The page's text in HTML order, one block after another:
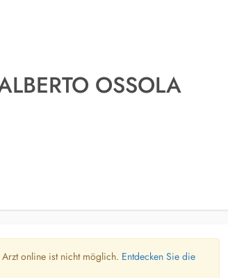
OSSOLA
online ist nicht möglich. Entdecken Sie die